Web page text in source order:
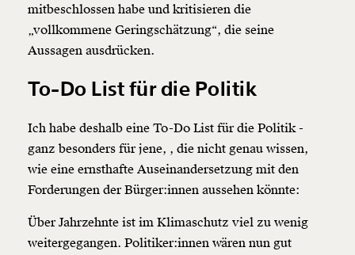
mitbeschlossen habe und kritisieren die
„vollkommene Geringschätzung“, die seine
Aussagen ausdrücken.
To-Do List für die Politik
Ich habe deshalb eine To-Do List für die Politik -
ganz besonders für jene, , die nicht genau wissen,
wie eine ernsthafte Auseinandersetzung mit den
Forderungen der Bürger:innen aussehen könnte:
Über Jahrzehnte ist im Klimaschutz viel zu wenig
weitergegangen. Politiker:innen wären nun gut